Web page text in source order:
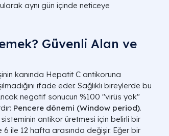
aynı gün içinde neticeye
Güvenli Alan ve
kanında Hepatit C antikoruna
ifade eder. Sağlıklı bireylerde bu
negatif sonucun %100 "virüs yok"
Pencere dönemi (Window period).
antikor üretmesi için belirli bir
ile 12 hafta arasında değişir. Eğer bir